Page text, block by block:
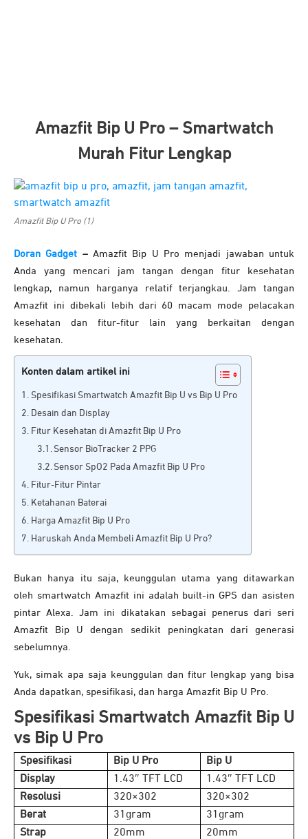
Amazfit Bip U Pro – Smartwatch
Murah Fitur Lengkap
Amazfit Bip U Pro (1)
Doran Gadget –Amazfit Bip U Pro menjadi jawaban untuk
Anda yang mencari jam tangan dengan fitur kesehatan
lengkap, namun harganya relatif terjangkau. Jam tangan
Amazfit ini dibekali lebih dari 60 macam mode pelacakan
kesehatan dan fitur-fitur lain yang berkaitan dengan
kesehatan.
Konten dalam artikel ini
Spesifikasi Smartwatch Amazfit Bip U vs Bip U Pro
Desain dan Display
Fitur Kesehatan di Amazfit Bip U Pro
Sensor BioTracker 2 PPG
Sensor SpO2 Pada Amazfit Bip U Pro
Fitur-Fitur Pintar
Ketahanan Baterai
Harga Amazfit Bip U Pro
Haruskah Anda Membeli Amazfit Bip U Pro?
Bukan hanya itu saja, keunggulan utama yang ditawarkan
oleh smartwatch Amazfit ini adalah built-in GPS dan asisten
pintar Alexa. Jam ini dikatakan sebagai penerus dari seri
Amazfit Bip U dengan sedikit peningkatan dari generasi
sebelumnya.
Yuk, simak apa saja keunggulan dan fitur lengkap yang bisa
Anda dapatkan, spesifikasi, dan harga Amazfit Bip U Pro.
Spesifikasi Smartwatch Amazfit Bip U
vs Bip U Pro
Spesifikasi Bip U Pro
Bip U
Display
1.43″ TFT LCD
1.43″ TFT LCD
Resolusi
320×302
320×302
Berat
31gram
31gram
Strap
20mm
20mm